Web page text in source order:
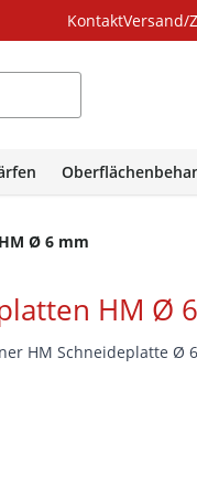
KontaktVersand/
Ø 6 mm
HM Ø
HM Schneideplatte Ø